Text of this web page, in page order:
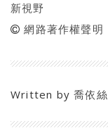
新視野
網路著作權聲明
Written by喬依絲